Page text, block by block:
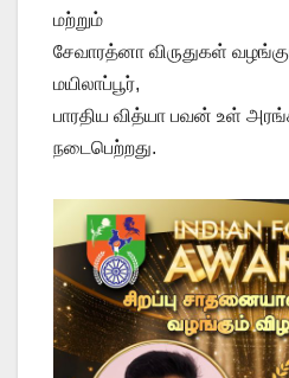
மற்றும்
சேவாரத்னா விருதுகள்
மயிலாப்பூர்,
பாரதிய வித்யா பவன் உள்
நடைபெற்றது.